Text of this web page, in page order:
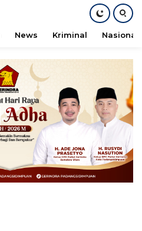
News Kriminal Nasional